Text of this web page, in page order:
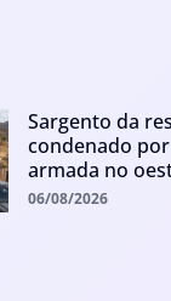
Sargento da
condenado
armada no
06/08/2026